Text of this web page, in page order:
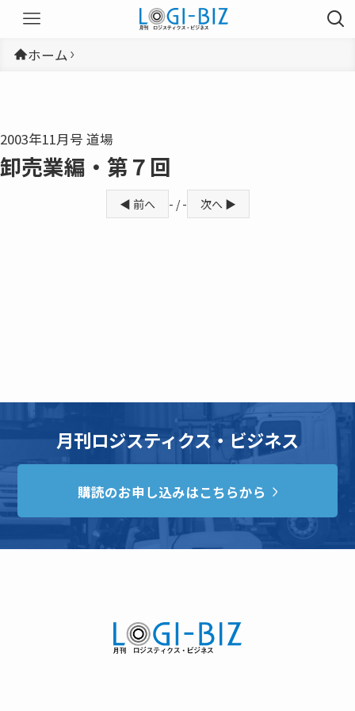
ホーム
2003年11月号 道場
卸売業編・第７回
◀ 前へ - / - 次へ ▶
月刊ロジスティクス・ビジネス
購読のお申し込みはこちらから